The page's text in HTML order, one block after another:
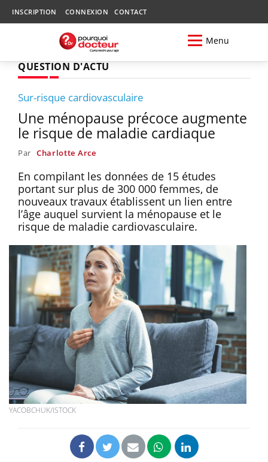
INSCRIPTION CONNEXION CONTACT
Menu
QUESTION D'ACTU
Sur-risque cardiovasculaire
Une ménopause précoce augmente
le risque de maladie cardiaque
Par Charlotte Arce
En compilant les données de 15 études
portant sur plus de 300 000 femmes, de
nouveaux travaux établissent un lien entre
l’âge auquel survient la ménopause et le
risque de maladie cardiovasculaire.
YACOBCHUK/ISTOCK